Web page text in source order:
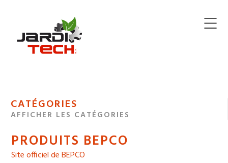
Jarditech
MENU
DE
DES
CATÉGORIES
AFFICHER LES CATÉGORIES
PRODUITS BEPCO
Site officiel de BEPCO